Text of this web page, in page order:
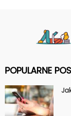
POPULARNE